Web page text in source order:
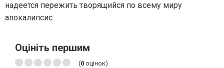
надеется пережить творящийся по всему миру
апокалипсис.
Оцініть першим
(0 оцінок)